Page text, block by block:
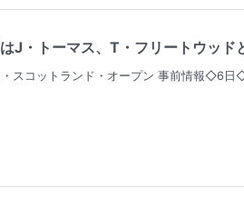
J・トーマス、T・フリートウッ
スコットランド・オープン 事前情報◇6